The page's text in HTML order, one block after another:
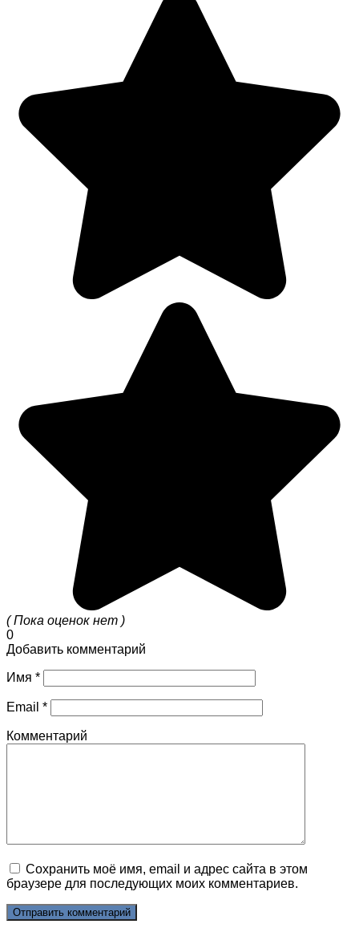
( Пока оценок нет )
0
Добавить комментарий
Имя *
Email *
Комментарий
Сохранить моё имя, email и адрес сайта в этом
браузере для последующих моих комментариев.